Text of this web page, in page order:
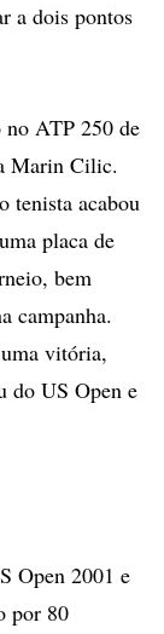
a dois pontos
no ATP 250 de
Marin Cilic.
tenista acabou
placa de
bem
campanha.
vitória,
do US Open e
Open 2001 e
por 80